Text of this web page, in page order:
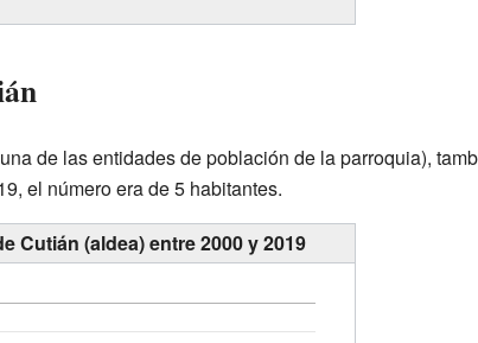
de las entidades de población de la parroquia),
el número era de 5 habitantes.
Cutián (aldea) entre 2000 y 2019